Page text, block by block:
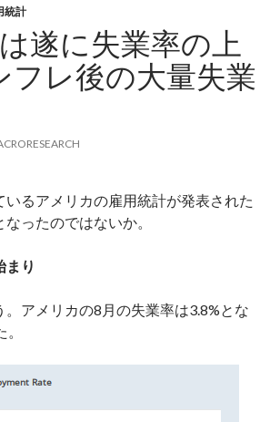
統計
遂に失業率の上
フレ後の大量失業
るアメリカの雇用統計が発表された
ったのではないか。
まり
アメリカの8月の失業率は3.8%とな